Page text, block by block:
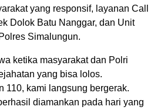
yang responsif, layanan Call
Dolok Batu Nanggar, dan Unit
Simalungun.
ketika masyarakat dan Polri
yang bisa lolos.
110, kami langsung bergerak.
diamankan pada hari yang